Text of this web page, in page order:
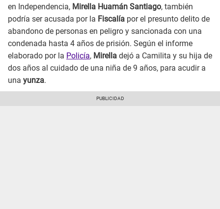
en Independencia, Mirella Huamán Santiago, también
podría ser acusada por la Fiscalía por el presunto delito de
abandono de personas en peligro y sancionada con una
condenada hasta 4 años de prisión. Según el informe
elaborado por la Policía, Mirella dejó a Camilita y su hija de
dos años al cuidado de una niña de 9 años, para acudir a
una yunza.